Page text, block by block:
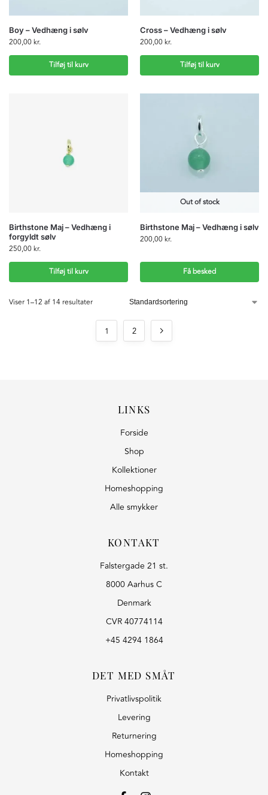
Boy – Vedhæng i sølv
200,00kr.
Tilføj til kurv
Cross – Vedhæng i sølv
200,00kr.
Tilføj til kurv
Birthstone Maj – Vedhæng i
forgyldt sølv
250,00kr.
Tilføj til kurv
Out of stock
Birthstone Maj – Vedhæng i sølv
200,00kr.
Få besked
Viser 1–12 af 14 resultater
1 2
LINKS
Forside
Shop
Kollektioner
Homeshopping
Alle smykker
KONTAKT
Falstergade 21 st.
8000 Aarhus C
Denmark
CVR 40774114
+45 4294 1864
DET MED SMÅT
Privatlivspolitik
Levering
Returnering
Homeshopping
Kontakt